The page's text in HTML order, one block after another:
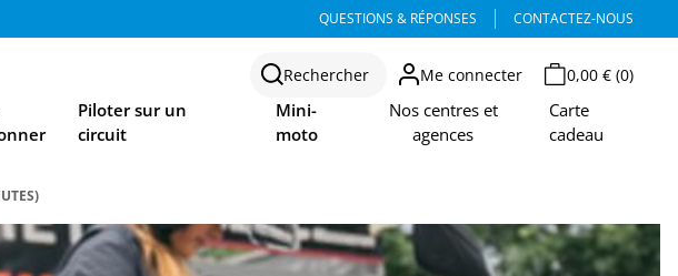
QUESTIONS & RÉPONSES CONTACTEZ-NOUS
Piloter sur un
circuit
Mini-
moto
Nos centres et
agences
Carte
cadeau
Rechercher Me connecter 0,00 € (0)